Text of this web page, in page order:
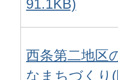
91.1KB)
西条第二地区
なまちづくり